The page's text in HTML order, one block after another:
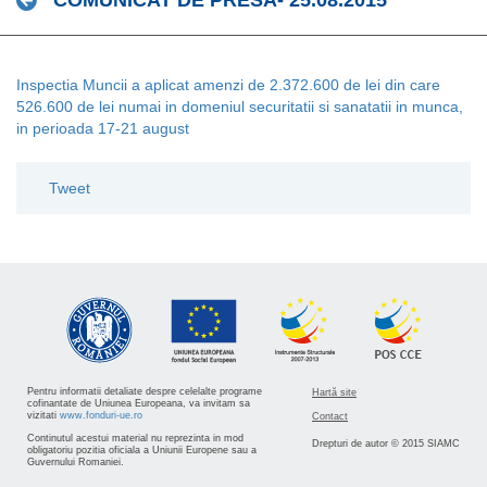
Inspectia Muncii a aplicat amenzi de 2.372.600 de lei din care
526.600 de lei numai in domeniul securitatii si sanatatii in munca,
in perioada 17-21 august
Tweet
Pentru informatii detaliate despre celelalte programe
cofinantate de Uniunea Europeana, va invitam sa
vizitati www.fonduri-ue.ro
Continutul acestui material nu reprezinta in mod
obligatoriu pozitia oficiala a Uniunii Europene sau a
Guvernului Romaniei.
Hartă site
Contact
Drepturi de autor © 2015 SIAMC